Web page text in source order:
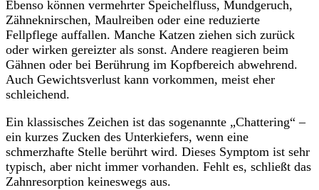
Ebenso können vermehrter Speichelfluss, Mundgeruch,
Zähneknirschen, Maulreiben oder eine reduzierte
Fellpflege auffallen. Manche Katzen ziehen sich zurück
oder wirken gereizter als sonst. Andere reagieren beim
Gähnen oder bei Berührung im Kopfbereich abwehrend.
Auch Gewichtsverlust kann vorkommen, meist eher
schleichend.
Ein klassisches Zeichen ist das sogenannte „Chattering“ –
ein kurzes Zucken des Unterkiefers, wenn eine
schmerzhafte Stelle berührt wird. Dieses Symptom ist sehr
typisch, aber nicht immer vorhanden. Fehlt es, schließt das
Zahnresorption keineswegs aus.